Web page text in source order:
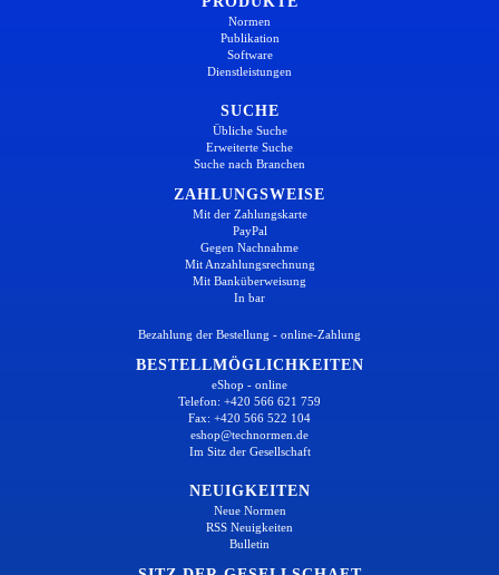
Normen
Publikation
Software
Dienstleistungen
SUCHE
Übliche Suche
Erweiterte Suche
Suche nach Branchen
ZAHLUNGSWEISE
Mit der Zahlungskarte
PayPal
Gegen Nachnahme
Mit Anzahlungsrechnung
Mit Banküberweisung
In bar
Bezahlung der Bestellung - online-Zahlung
BESTELLMÖGLICHKEITEN
eShop - online
Telefon: +420 566 621 759
Fax: +420 566 522 104
eshop@technormen.de
Im Sitz der Gesellschaft
NEUIGKEITEN
Neue Normen
RSS Neuigkeiten
Bulletin